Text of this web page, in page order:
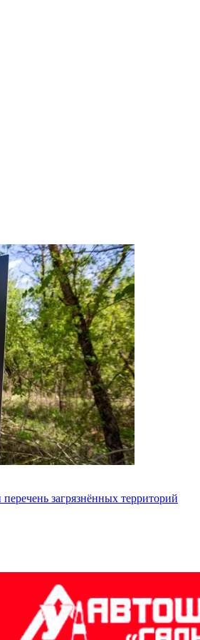
загрязнённых территорий